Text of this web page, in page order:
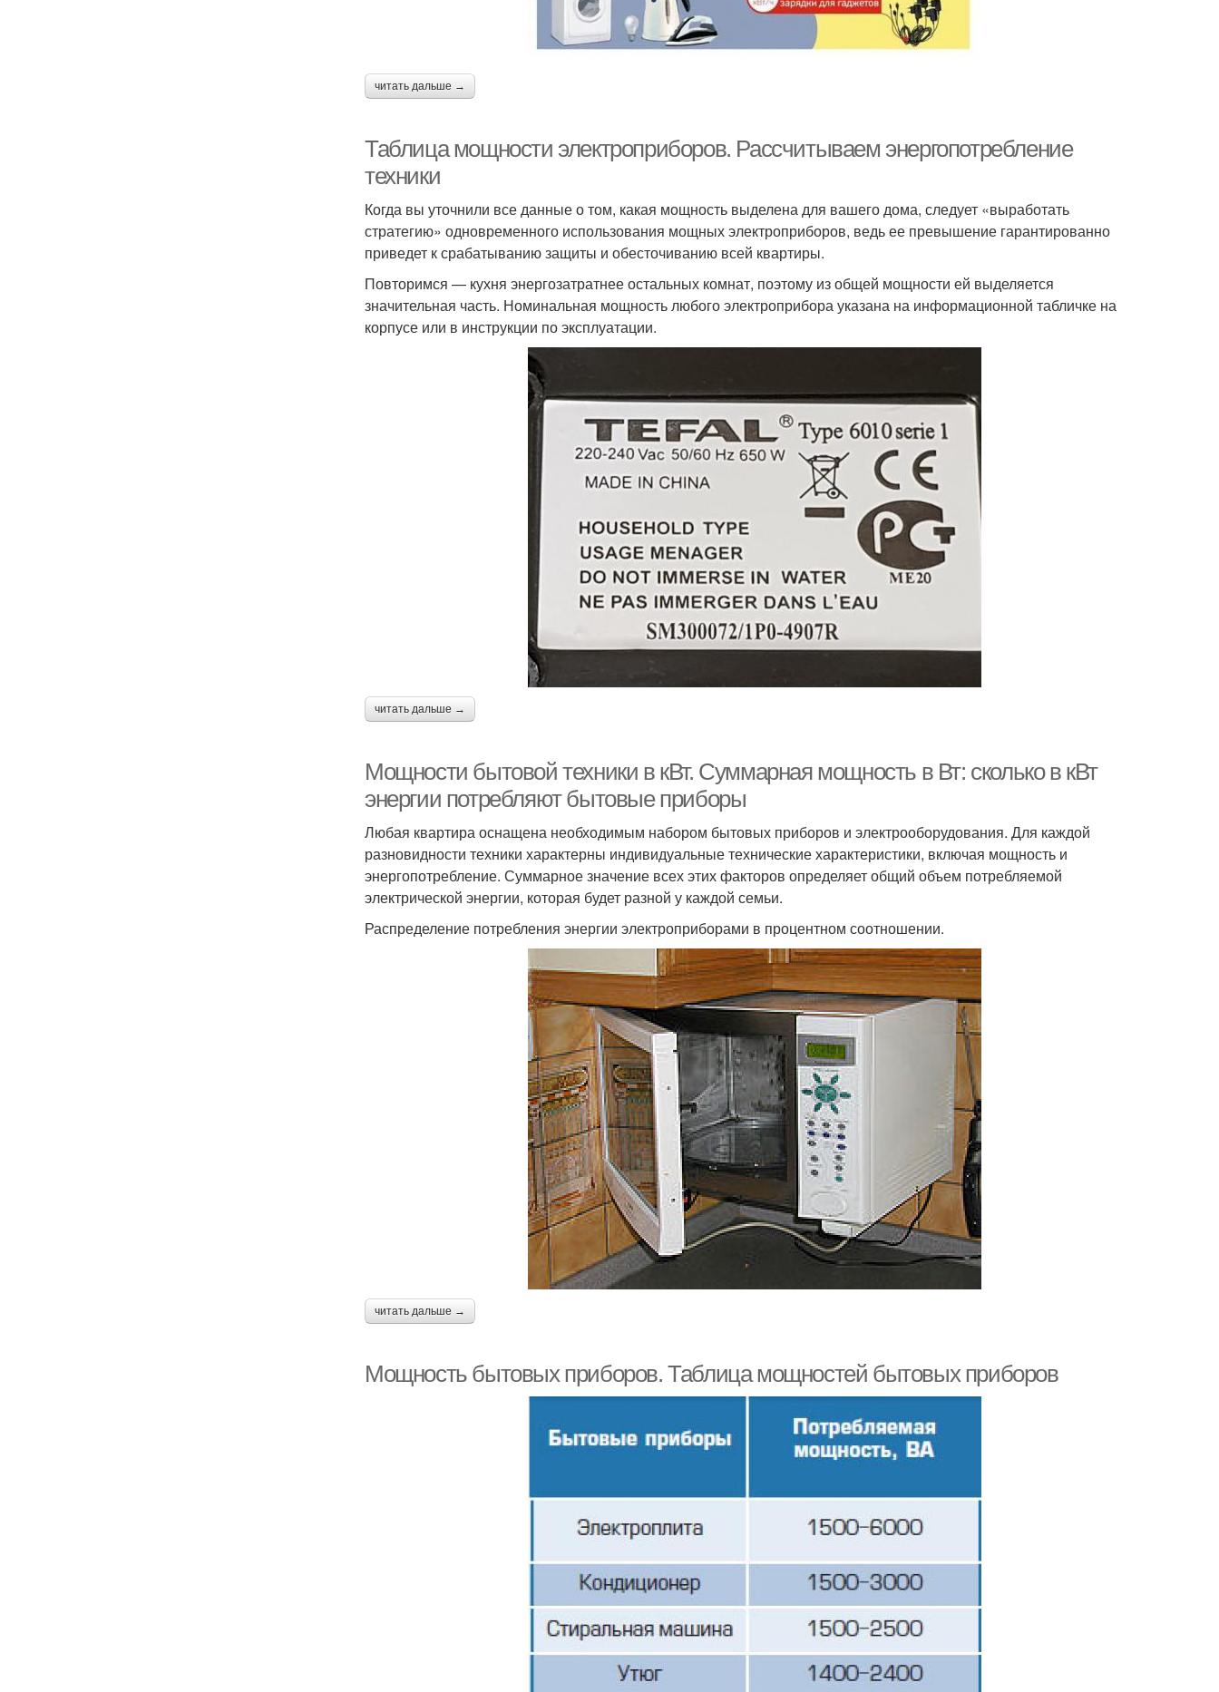
читать дальше →
Таблица мощности электроприборов. Рассчитываем энергопотребление
техники
Когда вы уточнили все данные о том, какая мощность выделена для вашего дома, следует «выработать
стратегию» одновременного использования мощных электроприборов, ведь ее превышение гарантированно
приведет к срабатыванию защиты и обесточиванию всей квартиры.
Повторимся — кухня энергозатратнее остальных комнат, поэтому из общей мощности ей выделяется
значительная часть. Номинальная мощность любого электроприбора указана на информационной табличке на
корпусе или в инструкции по эксплуатации.
читать дальше →
Мощности бытовой техники в кВт. Суммарная мощность в Вт: сколько в кВт
энергии потребляют бытовые приборы
Любая квартира оснащена необходимым набором бытовых приборов и электрооборудования. Для каждой
разновидности техники характерны индивидуальные технические характеристики, включая мощность и
энергопотребление. Суммарное значение всех этих факторов определяет общий объем потребляемой
электрической энергии, которая будет разной у каждой семьи.
Распределение потребления энергии электроприборами в процентном соотношении.
читать дальше →
Мощность бытовых приборов. Таблица мощностей бытовых приборов